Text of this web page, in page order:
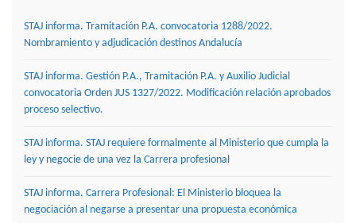
STAJ informa. Tramitación P.A. convocatoria 1288/2022.
Nombramiento y adjudicación destinos Andalucía
STAJ informa. Gestión P.A., Tramitación P.A. y Auxilio Judicial
convocatoria Orden JUS 1327/2022. Modificación relación aprobados
proceso selectivo.
STAJ informa. STAJ requiere formalmente al Ministerio que cumpla la
ley y negocie de una vez la Carrera profesional
STAJ informa. Carrera Profesional: El Ministerio bloquea la
negociación al negarse a presentar una propuesta económica